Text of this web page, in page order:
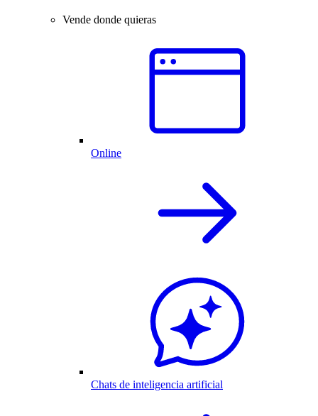
Vende donde quieras
Online
Chats de inteligencia artificial